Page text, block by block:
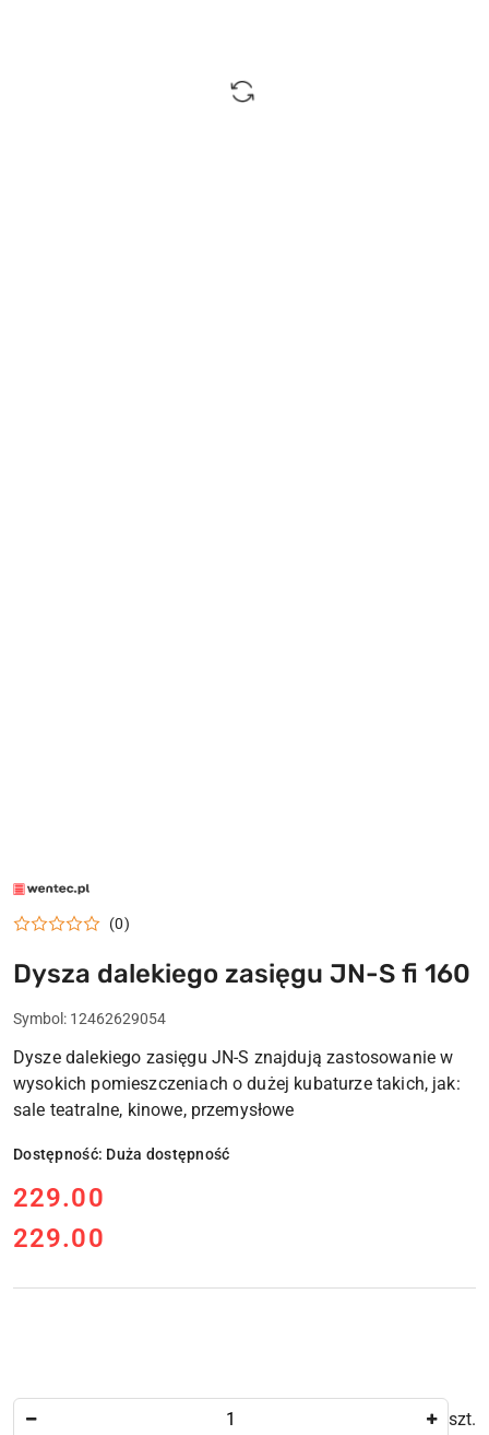
LOGO
WENTEC.PL
(0)
Dysza dalekiego zasięgu JN-S fi 160
Symbol: 12462629054
Dysze dalekiego zasięgu JN-S znajdują zastosowanie w
wysokich pomieszczeniach o dużej kubaturze takich, jak:
sale teatralne, kinowe, przemysłowe
Dostępność: Duża dostępność
cena:
229.00
Cena:
229.00
szt.